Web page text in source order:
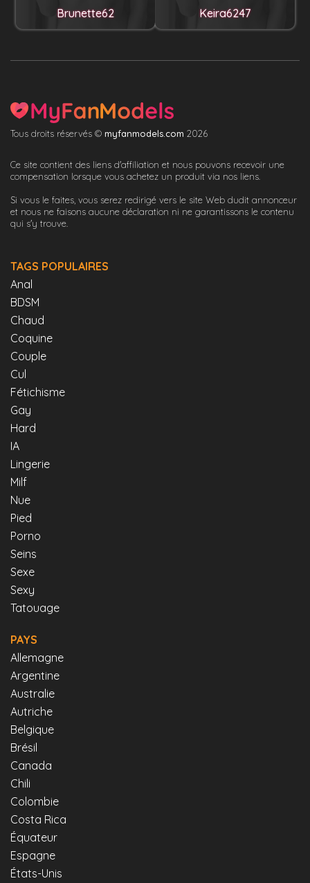
Brunette62 Keira6247
Tous droits réservés © myfanmodels.com 2026
Ce site contient des liens d'affiliation et nous pouvons recevoir une
compensation lorsque vous achetez un produit via nos liens.
Si vous le faites, vous serez redirigé vers le site Web dudit annonceur
et nous ne faisons aucune déclaration ni ne garantissons le contenu
qui s'y trouve.
TAGS POPULAIRES
Anal
BDSM
Chaud
Coquine
Couple
Cul
Fétichisme
Gay
Hard
IA
Lingerie
Milf
Nue
Pied
Porno
Seins
Sexe
Sexy
Tatouage
PAYS
Allemagne
Argentine
Australie
Autriche
Belgique
Brésil
Canada
Chili
Colombie
Costa Rica
Équateur
Espagne
États-Unis